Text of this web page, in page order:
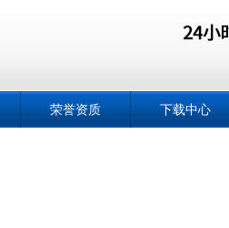
荣誉资质 下载中心